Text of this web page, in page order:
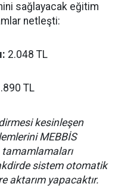
sağlayacak eğitim
netleşti:
2.048 TL
TL
kesinleşen
MEBBİS
sistem otomatik
aktarım yapacaktır.